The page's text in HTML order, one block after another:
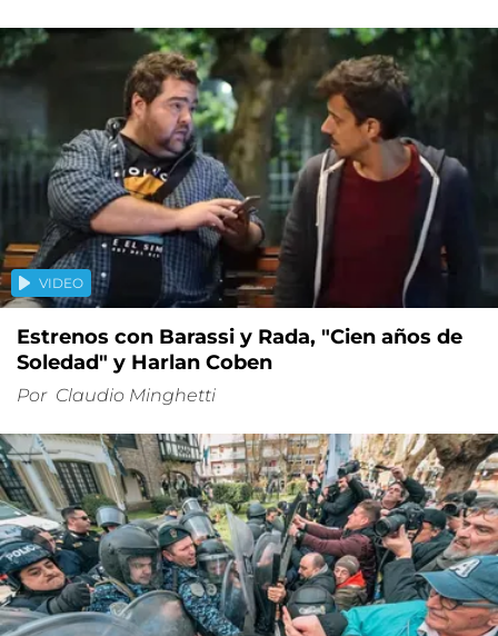
VIDEO
Estrenos con Barassi y Rada, "Cien años de
Soledad" y Harlan Coben
Por Claudio Minghetti